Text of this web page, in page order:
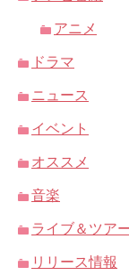
アニメ
ドラマ
ニュース
イベント
オススメ
音楽
ライブ＆ツア
リリース情報